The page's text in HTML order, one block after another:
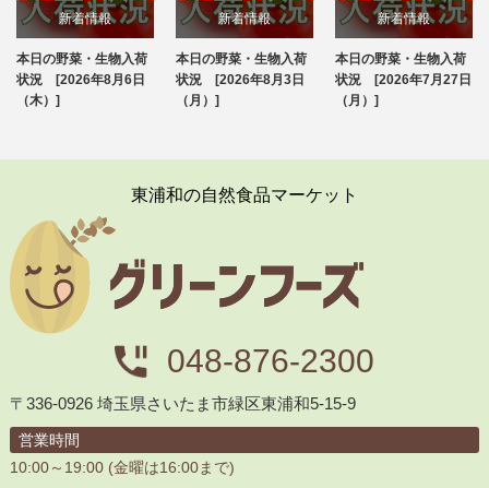
新着情報
ブログ
本日の野菜・生物入荷
状況 [2026年8月6日
（木）]
新着情報
ブログ
本日の野菜・生物入荷
状況 [2026年8月3日
（月）]
新着情報
ブログ
本日の野菜・生物入荷
状況 [2026年7月27日
（月）]
東浦和の自然食品マーケット
048-876-2300
〒336-0926 埼玉県さいたま市緑区東浦和5-15-9
営業時間
10:00～19:00 (金曜は16:00まで)